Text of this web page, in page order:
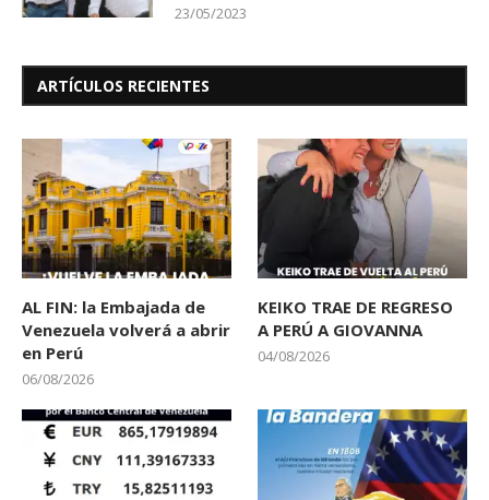
23/05/2023
ARTÍCULOS RECIENTES
AL FIN: la Embajada de
Venezuela volverá a abrir
en Perú
06/08/2026
KEIKO TRAE DE REGRESO
A PERÚ A GIOVANNA
04/08/2026